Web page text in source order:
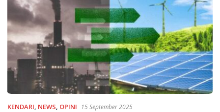
KENDARI, NEWS, OPINI 15 September 2025